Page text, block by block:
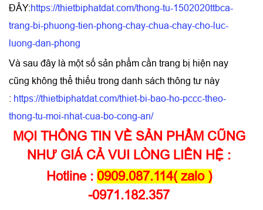
ĐÂY:https://thietbiphatdat.com/thong-tu-1502020ttbca-
trang-bi-phuong-tien-phong-chay-chua-chay-cho-luc-
luong-dan-phong
Và sau đây là một số sản phẩm cần trang bị hiện nay
cũng không thể thiếu trong danh sách thông tư này
: https://thietbiphatdat.com/thiet-bi-bao-ho-pccc-theo-
thong-tu-moi-nhat-cua-bo-cong-an/
MỌI THÔNG TIN VỀ SẢN PHẨM CŨNG
NHƯ GIÁ CẢ VUI LÒNG LIÊN HỆ :
Hotline : 0909.087.114( zalo )
-0971.182.357